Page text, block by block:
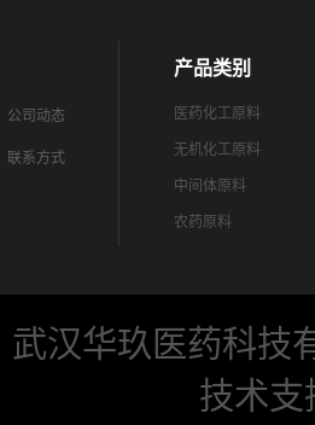
公司动态
联系方式
产品类别
医药化工原料
无机化工原料
中间体原料
农药原料
武汉华玖医药科技
技术